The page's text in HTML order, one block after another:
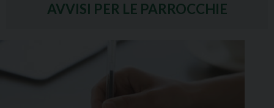
AVVISI PER LE PARROCCHIE